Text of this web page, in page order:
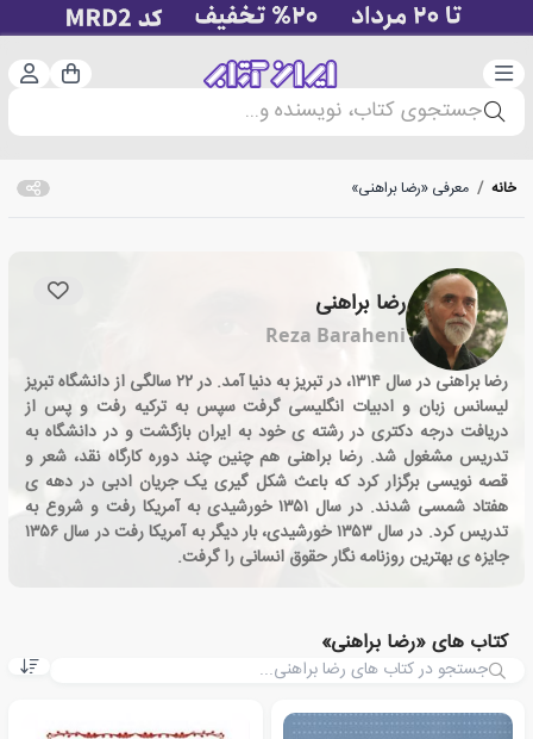
دسته‌بندی سبد
جستجوی کتاب، نویسنده و...
خانه / معرفی «رضا براهنی»
رضا براهنی
Reza Baraheni
رضا براهنی در سال ۱۳۱۴، در تبریز به دنیا آمد. در ۲۲ سالگی از دانشگاه تبریز
لیسانس زبان و ادبیات انگلیسی گرفت سپس به ترکیه رفت و پس از
دریافت درجه دکتری در رشته ی خود به ایران بازگشت و در دانشگاه به
تدریس مشغول شد. رضا براهنی هم چنین چند دوره کارگاه نقد، شعر و
قصه نویسی برگزار کرد که باعث شکل گیری یک جریان ادبی در دهه ی
هفتاد شمسی شدند. در سال ۱۳۵۱ خورشیدی به آمریکا رفت و شروع به
تدریس کرد. در سال ۱۳۵۳ خورشیدی، بار دیگر به آمریکا رفت در سال ۱۳۵۶
جایزه ی بهترین روزنامه نگار حقوق انسانی را گرفت.
کتاب های «رضا براهنی»